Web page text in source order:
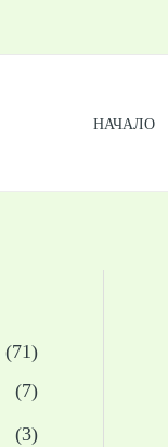
НАЧАЛО
(71)
(7)
(3)